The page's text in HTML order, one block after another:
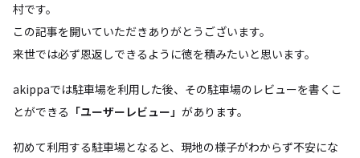
村です。
この記事を開いていただきありがとうございます。
来世では必ず恩返しできるように徳を積みたいと思います。
akippaでは駐車場を利用した後、その駐車場のレビューを書くこ
とができる 「ユーザーレビュー」 があります。
初めて利用する駐車場となると、現地の様子がわからず不安にな